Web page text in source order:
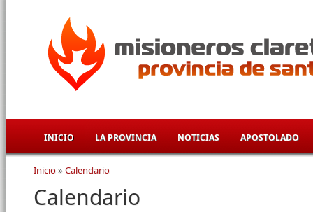
INICIO LA PROVINCIA NOTICIAS APOSTOLADO
Se encuentra usted aquí
Inicio» Calendario
Calendario